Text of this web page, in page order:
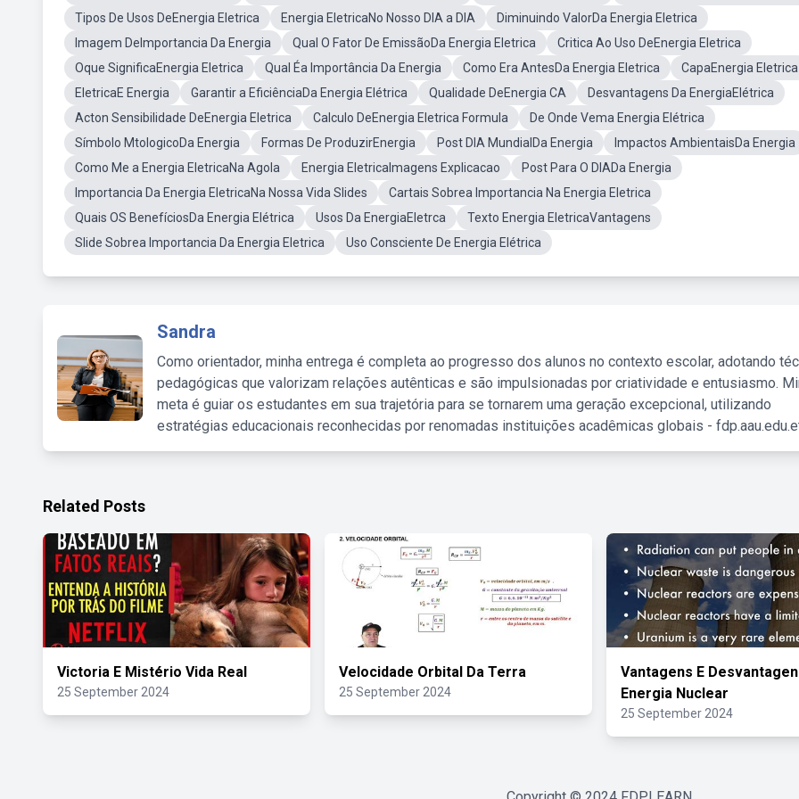
Tipos De Usos DeEnergia Eletrica
Energia EletricaNo Nosso DIA a DIA
Diminuindo ValorDa Energia Eletrica
Imagem DeImportancia Da Energia
Qual O Fator De EmissãoDa Energia Eletrica
Critica Ao Uso DeEnergia Eletrica
Oque SignificaEnergia Eletrica
Qual Éa Importância Da Energia Como Era AntesDa Energia Eletrica
CapaEnergia Eletrica
EletricaE Energia
Garantir a EficiênciaDa Energia Elétrica Qualidade DeEnergia CA
Desvantagens Da EnergiaElétrica
Acton Sensibilidade DeEnergia Eletrica
Calculo DeEnergia Eletrica Formula
De Onde Vema Energia Elétrica
Símbolo MtologicoDa Energia
Formas De ProduzirEnergia Post DIA MundialDa Energia
Impactos AmbientaisDa Energia
Como Me a Energia EletricaNa Agola
Energia EletricaImagens Explicacao
Post Para O DIADa Energia
Importancia Da Energia EletricaNa Nossa Vida Slides
Cartais Sobrea Importancia Na Energia Eletrica
Quais OS BenefíciosDa Energia Elétrica
Usos Da EnergiaEletrca
Texto Energia EletricaVantagens
Slide Sobrea Importancia Da Energia Eletrica
Uso Consciente De Energia Elétrica
Sandra
Como orientador, minha entrega é completa ao progresso dos alunos no contexto escolar, adotando
pedagógicas que valorizam relações autênticas e são impulsionadas por criatividade e entusiasmo.
meta é guiar os estudantes em sua trajetória para se tornarem uma geração excepcional, utilizando
estratégias educacionais reconhecidas por renomadas instituições acadêmicas globais -
Related Posts
Victoria E Mistério Vida Real
25 September 2024
Velocidade Orbital Da Terra
25 September 2024
Vantagens E
Energia Nuclear
25 September 2024